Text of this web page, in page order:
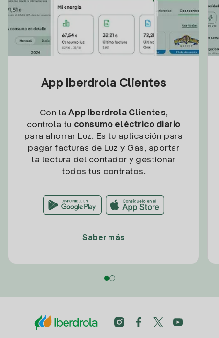
App Iberdrola Clientes
Con la App Iberdrola Clientes,
controla tu consumo eléctrico diario
para ahorrar Luz. Es tu aplicación para
pagar facturas de Luz y Gas, aportar
la lectura del contador y gestionar
todos tus contratos.
Saber más